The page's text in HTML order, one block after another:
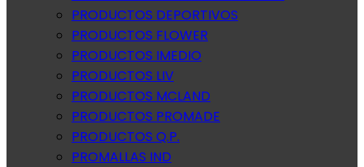
PRODUCTOS DEPORTIVOS
PRODUCTOS FLOWER
PRODUCTOS IMEDIO
PRODUCTOS LIV
PRODUCTOS MCLAND
PRODUCTOS PROMADE
PRODUCTOS Q.P.
PROMALLAS IND